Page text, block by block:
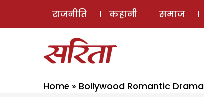
राजनीति कहानी समाज
Home » Bollywood Romantic Drama